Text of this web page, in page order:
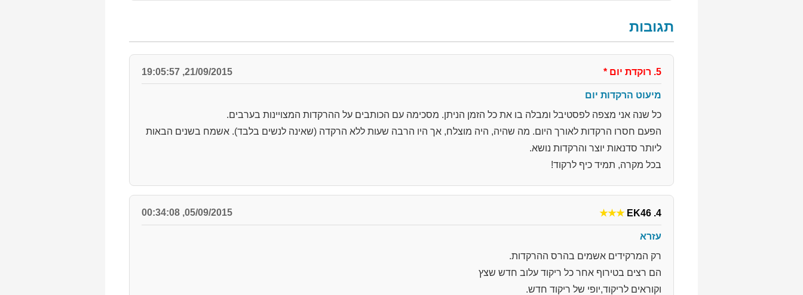
תגובות
5. רוקדת יום *
21/09/2015, 19:05:57
מיעוט הרקדות יום
כל שנה אני מצפה לפסטיבל ומבלה בו את כל הזמן הניתן. מסכימה עם הכותבים על ההרקדות המצויינות בערבים.
הפעם חסרו הרקדות לאורך היום. מה שהיה, היה מוצלח, אך היו הרבה שעות ללא הרקדה (שאינה לנשים בלבד). אשמח בשנים הבאות
ליותר סדנאות יוצר והרקדות נושא.
בכל מקרה, תמיד כיף לרקוד!
4. EK46
★★★
05/09/2015, 00:34:08
עזרא
רק המרקידים אשמים בהרס ההרקדות.
הם רצים בטירוף אחר כל ריקוד עלוב חדש שצץ
וקוראים לריקוד,יופי של ריקוד חדש.